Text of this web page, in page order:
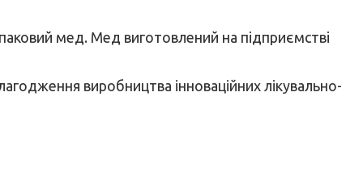
мед. Мед виготовлений на підприємстві
виробництва інноваційних лікувально-